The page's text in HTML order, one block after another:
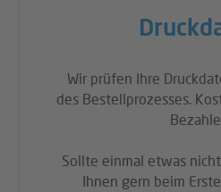
Wir prüfen Ihre
des Bestellprozesses.
Sollte einmal etwas
Ihnen gern beim